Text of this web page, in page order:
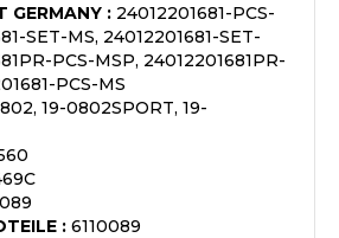
GERMANY : 24012201681-PCS-
SET-MS, 24012201681-SET-
PCS-MSP, 24012201681PR-
PCS-MS
19-0802SPORT, 19-
: 6110089